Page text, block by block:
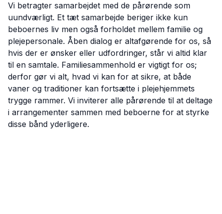
Vi betragter samarbejdet med de pårørende som
uundværligt. Et tæt samarbejde beriger ikke kun
beboernes liv men også forholdet mellem familie og
plejepersonale. Åben dialog er altafgørende for os, så
hvis der er ønsker eller udfordringer, står vi altid klar
til en samtale. Familiesammenhold er vigtigt for os;
derfor gør vi alt, hvad vi kan for at sikre, at både
vaner og traditioner kan fortsætte i plejehjemmets
trygge rammer. Vi inviterer alle pårørende til at deltage
i arrangementer sammen med beboerne for at styrke
disse bånd yderligere.